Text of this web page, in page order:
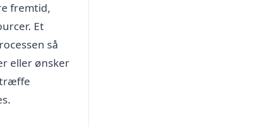
fremtid,
Et
så
eller ønsker
træffe